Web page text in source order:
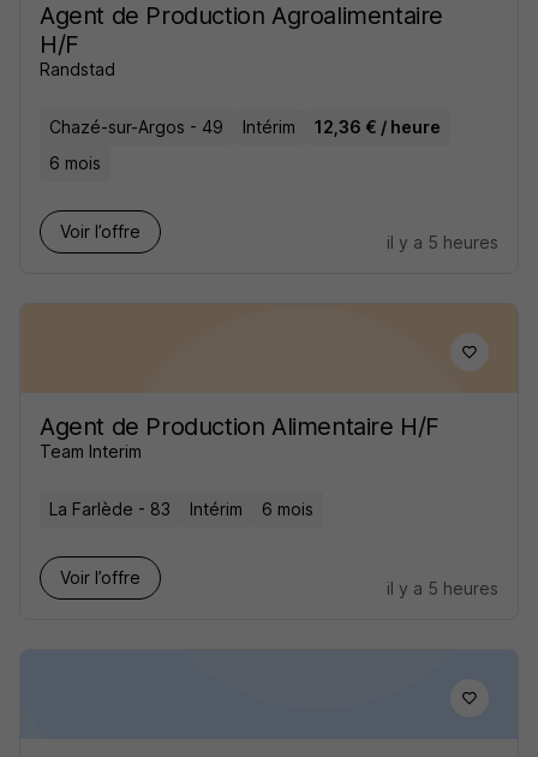
Agent de Production Agroalimentaire
H/F
Randstad
Chazé-sur-Argos - 49 Intérim
12,36 € / heure
6 mois
Voir l’offre
il y a 5 heures
Agent de Production Alimentaire H/F
Team Interim
La Farlède - 83 Intérim 6 mois
Voir l’offre
il y a 5 heures